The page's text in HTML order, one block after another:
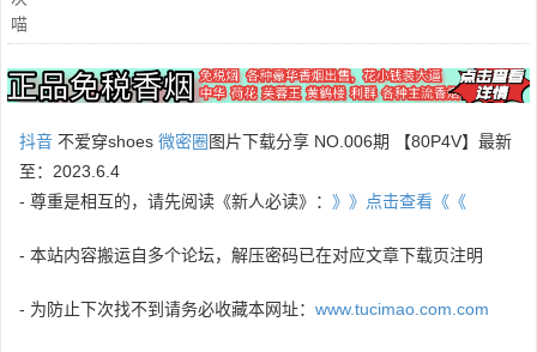
抖音 不爱穿shoes 微密圈 图片下载分享 NO.006期 【80P4V】最新
至：2023.6.4
- 尊重是相互的，请先阅读《新人必读》： 》》点击查看《《
- 本站内容搬运自多个论坛，解压密码已在对应文章下载页注明
- 为防止下次找不到请务必收藏本网址： www.tucimao.com.com